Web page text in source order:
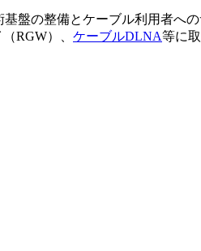
盤の整備とケーブル利用者へ
RGW）、 ケーブルDLNA等に